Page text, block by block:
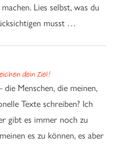
Lies selbst, was du
musst …
dein Ziel!
die Menschen, die meinen,
Texte schreiben? Ich
gibt es immer noch zu
es zu können, es aber